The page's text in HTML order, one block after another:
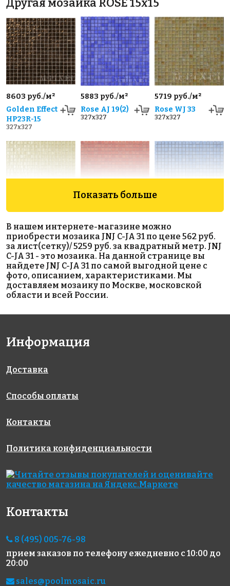
Другая мозаика ROSE 15x15
8603 руб./м²
Golden Effect
HP23R-15
327x327
5883 руб./м²
Rose AJ 19(2)
327x327
5719 руб./м²
Rose WJ 33
327x327
Rose MJ 130
327x327
Rose AJ 94(3)
327x327
Rose AJ 74(2)
327x327
5883 руб./м²
Rose AJ 43(2)
Rose AJ 26(2)
9967 руб./м²
903(3)
327x327
8603 руб./м²
HP23-15
327x327
GD 16011
327x327
Показать больше
В нашем интернете-магазине можно
приобрести мозаика JNJ C-JA 31 по цене 562 руб.
за лист(сетку)/ 5259 руб. за квадратный метр. JNJ
C-JA 31 - это мозаика. На данной странице вы
найдете JNJ C-JA 31 по самой выгодной цене с
фото, описанием, характеристиками. Мы
доставляем мозаику по Москве, московской
области и всей России.
Информация
Доставка
Способы оплаты
Контакты
Политика конфиденциальности
Контакты
8 (495) 005-76-98
прием заказов по телефону ежедневно с 10:00 до
20:00
sales@poolmosaic.ru